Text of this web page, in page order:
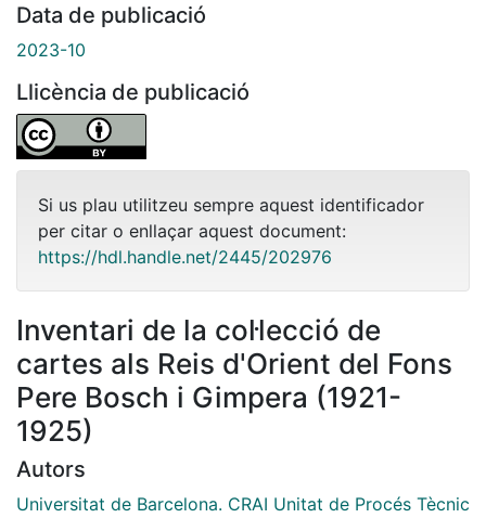
Data de publicació
2023-10
Llicència de publicació
Si us plau utilitzeu sempre aquest identificador
per citar o enllaçar aquest document:
https://hdl.handle.net/2445/202976
Inventari de la col·lecció de
cartes als Reis d'Orient del Fons
Pere Bosch i Gimpera (1921-
1925)
Autors
Universitat de Barcelona. CRAI Unitat de Procés Tècnic